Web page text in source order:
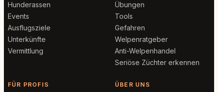
Hunderassen
Events
Ausflugsziele
Unterkünfte
Vermittlung
Übungen
Tools
Gefahren
Welpenratgeber
Anti-Welpenhandel
Seriöse Züchter erkennen
FÜR PROFIS ÜBER UNS